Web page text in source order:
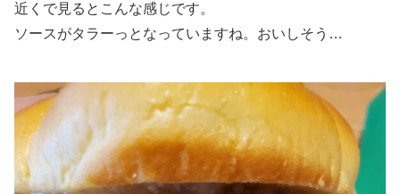
近くで見るとこんな感じです。
ソースがタラーっとなっていますね。おいしそう…